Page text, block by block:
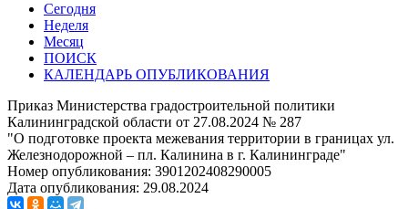
Сегодня
Неделя
Месяц
ПОИСК
КАЛЕНДАРЬ ОПУБЛИКОВАНИЯ
Приказ Министерства градостроительной политики
Калининградской области от 27.08.2024 № 287
"О подготовке проекта межевания территории в границах ул.
Железнодорожной – пл. Калинина в г. Калининграде"
Номер опубликования: 3901202408290005
Дата опубликования: 29.08.2024